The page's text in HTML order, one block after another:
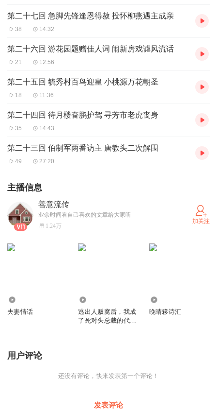
第二十七回 急脚先锋逢恩得赦 投怀柳燕遇主成亲
38 14:32
第二十六回 游花园题赠佳人词 闹新房戏谑风流话
21 12:56
第二十五回 毓秀村百鸟迎皇 小桃源万花朝圣
18 11:36
第二十四回 待月楼奋鹏护驾 寻芳市老虎丧身
35 14:43
第二十三回 伯制军两番访主 唐教头二次解围
49 27:20
主播信息
善意流传
业余时间看自己喜欢的文章给大家听
1.24万
加关注
夫妻情话
逃出人贩窝后，我成
了死对头总裁的代理
晚晴簃诗汇
用户评论
还没有评论，快来发表第一个评论！
发表评论